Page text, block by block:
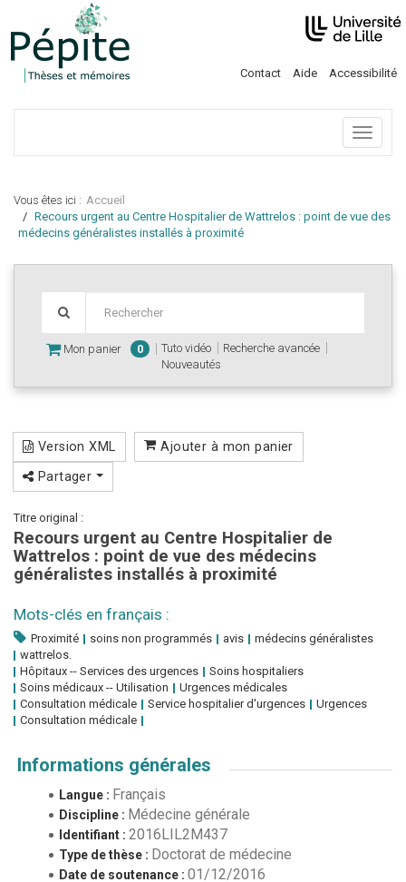
Contact Aide Accessibilité
Menu
Vous êtes ici : Accueil
Recours urgent au Centre Hospitalier de Wattrelos : point de vue des
médecins généralistes installés à proximité
Mon panier 0 Tuto vidéo
Recherche avancée
Nouveautés
Version XML Ajouter à mon panier
Partager
Titre original :
Recours urgent au Centre Hospitalier de
Wattrelos : point de vue des médecins
généralistes installés à proximité
Mots-clés en français :
Proximité soins non programmés avis
médecins généralistes
wattrelos.
Hôpitaux -- Services des urgences
Soins hospitaliers
Soins médicaux -- Utilisation
Urgences médicales
Consultation médicale
Service hospitalier d'urgences
Urgences
Consultation médicale
Informations générales
Langue : Français
Discipline : Médecine générale
Identifiant : 2016LIL2M437
Type de thèse : Doctorat de médecine
Date de soutenance : 01/12/2016